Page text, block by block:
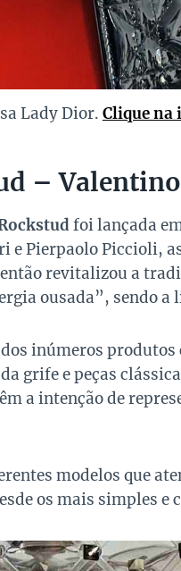
Lady Dior. Clique na
– Valentino
foi lançada
e Pierpaolo Piccioli,
revitalizou a
ousada”, sendo
inúmeros produtos
grife e peças
a intenção de
modelos que
os mais simples e